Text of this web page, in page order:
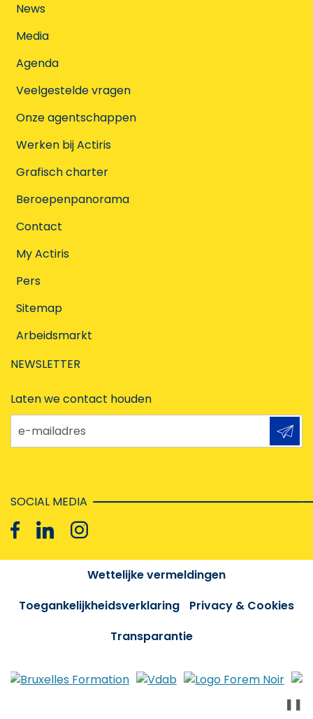
News
Media
Agenda
Veelgestelde vragen
Onze agentschappen
Werken bij Actiris
Grafisch charter
Beroepenpanorama
Contact
My Actiris
Pers
Sitemap
Arbeidsmarkt
NEWSLETTER
Laten we contact houden
e-mailadres
SOCIAL MEDIA
Wettelijke vermeldingen
Toegankelijkheidsverklaring
Privacy & Cookies
Transparantie
❚❚